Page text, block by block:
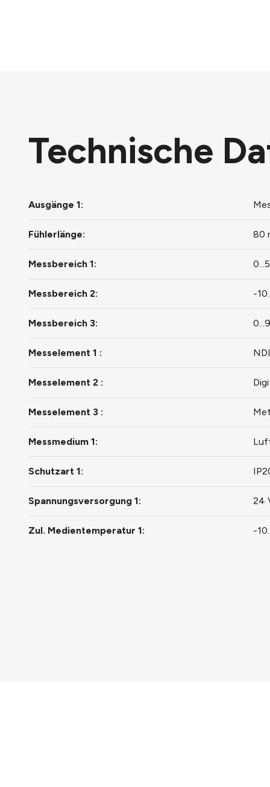
Technische
Ausgänge 1:
Fühlerlänge: 80
Messbereich 1:
Messbereich 2: -
Messbereich 3:
Messelement 1 :
Messelement 2 :
Messelement 3 :
Messmedium 1:
Schutzart 1:
Spannungsversorgung 1: 24
Zul. Medientemperatur 1: -